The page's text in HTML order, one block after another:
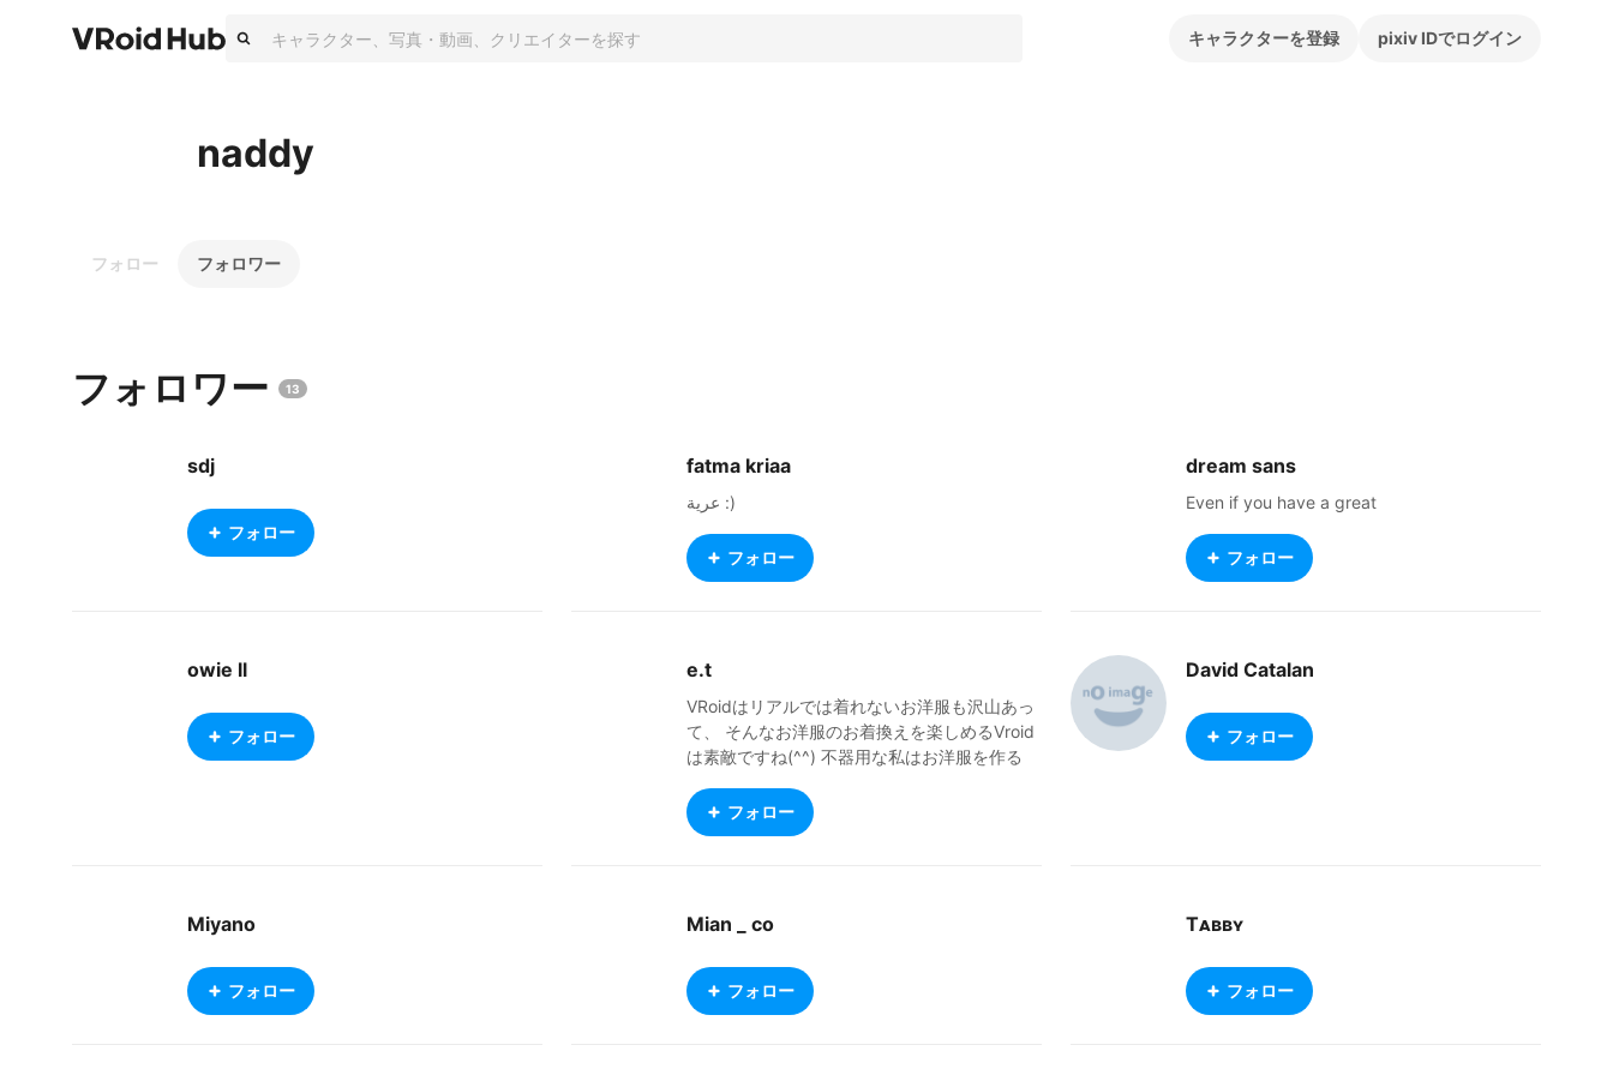
キャラクターを登録 pixiv IDでログイン
naddy
フォロー フォロワー
フォロワー 13
sdj
フォロー
fatma kriaa
عرية :)
フォロー
dream sans
Even if you have a great
フォロー
owie ll
フォロー
e.t
VRoidはリアルでは着れないお洋服も沢山あっ
て、 そんなお洋服のお着換えを楽しめるVroid
は素敵ですね(^^) 不器用な私はお洋服を作る
クラフトピアで着ていますが、VRM Live View
erでも使用させていただいてます。 重ねてク
たお洋服がそのまま着れないのが辛いところで
していますが、 今後はMobile→Studioβ版→St
udio正式版に変換した子も公開していこうかな
フォロー
David Catalan
フォロー
Miyano
フォロー
Mian _ co
フォロー
Tᴀʙʙʏ
フォロー